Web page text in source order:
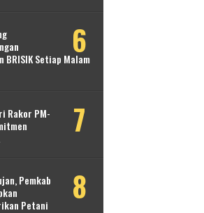
Setiap Malam
Rakor PM-
Pemkab
Petani